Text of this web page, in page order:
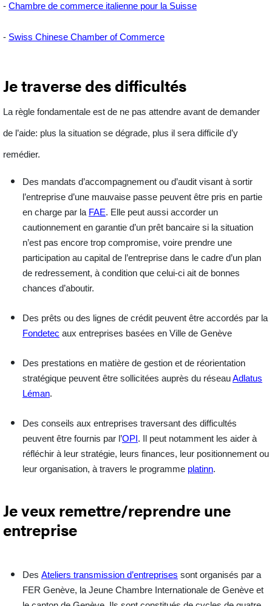
- Chambre de commerce italienne pour la Suisse
- Swiss Chinese Chamber of Commerce
Je traverse des difficultés
La règle fondamentale est de ne pas attendre avant de demander
de l’aide: plus la situation se dégrade, plus il sera difficile d’y
remédier.
Des mandats d’accompagnement ou d’audit visant à sortir
l’entreprise d’une mauvaise passe peuvent être pris en partie
en charge par la FAE. Elle peut aussi accorder un
cautionnement en garantie d’un prêt bancaire si la situation
n’est pas encore trop compromise, voire prendre une
participation au capital de l’entreprise dans le cadre d’un plan
de redressement, à condition que celui-ci ait de bonnes
chances d’aboutir.
Des prêts ou des lignes de crédit peuvent être accordés par la
Fondetec aux entreprises basées en Ville de Genève
Des prestations en matière de gestion et de réorientation
stratégique peuvent être sollicitées auprès du réseauAdlatus
Léman.
Des conseils aux entreprises traversant des difficultés
peuvent être fournis par l’OPI . Il peut notamment les aider à
réfléchir à leur stratégie, leurs finances, leur positionnement ou
leur organisation, à travers le programme platinn.
Je veux remettre/reprendre une
entreprise
Des Ateliers transmission d’entreprises sont organisés par a
FER Genève, la Jeune Chambre Internationale de Genève et